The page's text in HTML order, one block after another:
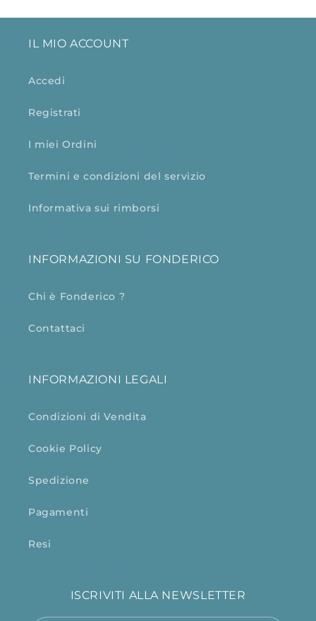
IL MIO ACCOUNT
Accedi
Registrati
I miei Ordini
Termini e condizioni del servizio
Informativa sui rimborsi
INFORMAZIONI SU FONDERICO
Chi è Fonderico ?
Contattaci
INFORMAZIONI LEGALI
Condizioni di Vendita
Cookie Policy
Spedizione
Pagamenti
Resi
ISCRIVITI ALLA NEWSLETTER